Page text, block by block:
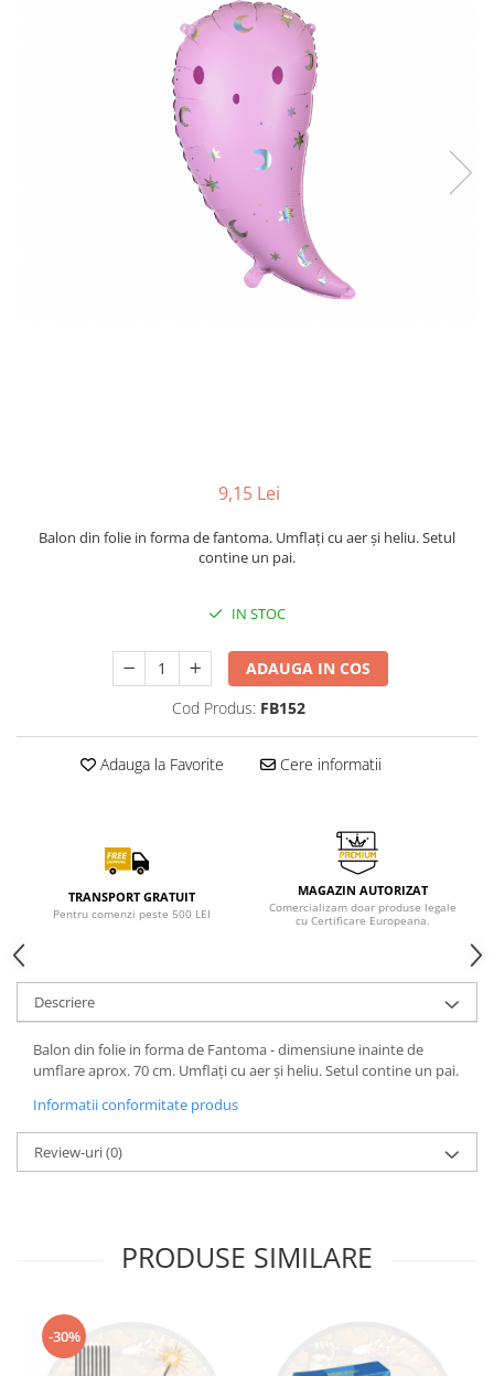
9,15 Lei
Balon din folie in forma de fantoma. Umflați cu aer și heliu. Setul
contine un pai.
IN STOC
ADAUGA IN COS
Cod Produs: FB152
Adauga la Favorite Cere informatii
TRANSPORT GRATUIT
Pentru comenzi peste 500 LEI
MAGAZIN AUTORIZAT
Comercializam doar produse legale
cu Certificare Europeana.
Descriere
Balon din folie in forma de Fantoma - dimensiune inainte de
umflare aprox. 70 cm. Umflați cu aer și heliu. Setul contine un pai.
Informatii conformitate produs
Review-uri(0)
PRODUSE SIMILARE
-30%